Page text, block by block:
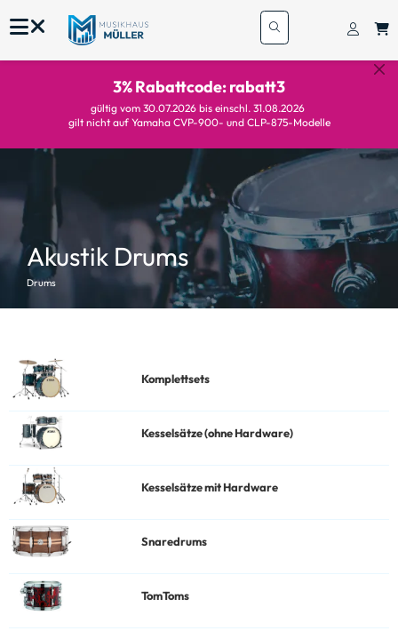
3% Rabattcode: rabatt3
gültig vom 30.07.2026 bis einschl. 31.08.2026
gilt nicht auf Yamaha CVP-900- und CLP-875-Modelle
Akustik Drums
Drums
Komplettsets
Kesselsätze (ohne Hardware)
Kesselsätze mit Hardware
Snaredrums
TomToms